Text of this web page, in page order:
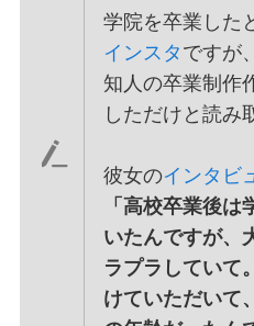
学院を卒業した
インスタ ですが
知人の卒業制作
しただけと読み
彼女のインタビ
「高校卒業後
いたんですが、
ラプラしていて
けていただいて